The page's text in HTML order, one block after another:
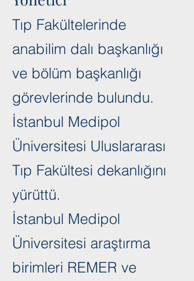
Tıp Fakültelerinde
anabilim dalı başkanlığı
ve bölüm başkanlığı
görevlerinde bulundu.
İstanbul Medipol
Üniversitesi Uluslararası
Tıp Fakültesi dekanlığını
yürüttü.
İstanbul Medipol
Üniversitesi araştırma
birimleri REMER ve